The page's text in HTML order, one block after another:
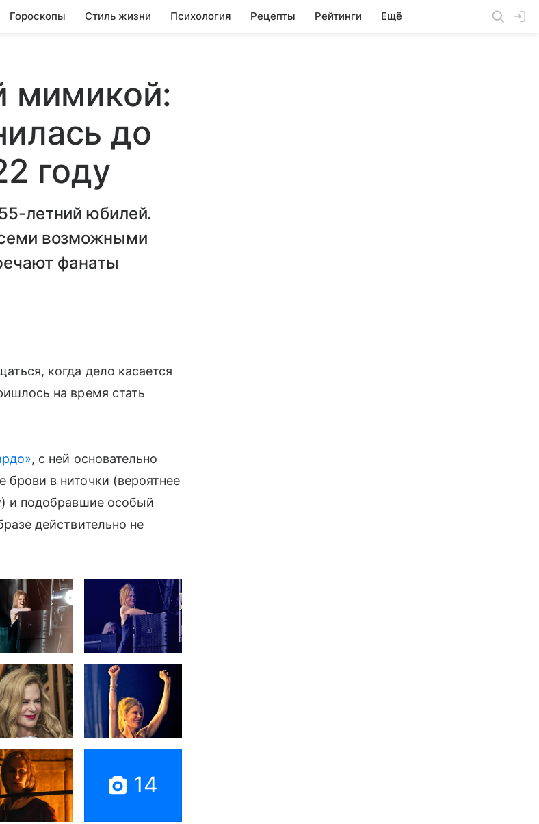
Гороскопы Стиль жизни Психология Рецепты Рейтинги Ещё
мимикой:
до
году
летний юбилей.
возможными
фанаты
когда дело касается
на время стать
, с ней основательно
в ниточки (вероятнее
и подобравшие особый
действительно не
14